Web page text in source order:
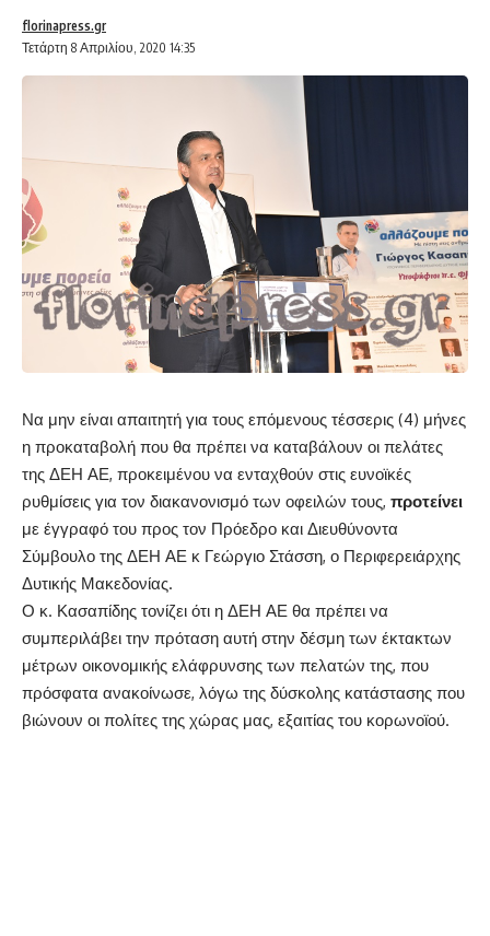
Τετάρτη 8 Απριλίου, 2020 14:35
florinapress.gr
Να μην είναι απαιτητή για τους επόμενους τέσσερις (4) μήνες
η προκαταβολή που θα πρέπει να καταβάλουν οι πελάτες
της ΔΕΗ ΑΕ, προκειμένου να ενταχθούν στις ευνοϊκές
ρυθμίσεις για τον διακανονισμό των οφειλών τους, προτείνει
με έγγραφό του προς τον Πρόεδρο και Διευθύνοντα
Σύμβουλο της ΔΕΗ ΑΕ κ Γεώργιο Στάσση, ο Περιφερειάρχης
Δυτικής Μακεδονίας.
Ο κ. Κασαπίδης τονίζει ότι η ΔΕΗ ΑΕ θα πρέπει να
συμπεριλάβει την πρόταση αυτή στην δέσμη των έκτακτων
μέτρων οικονομικής ελάφρυνσης των πελατών της, που
πρόσφατα ανακοίνωσε, λόγω της δύσκολης κατάστασης που
βιώνουν οι πολίτες της χώρας μας, εξαιτίας του κορωνοϊού.